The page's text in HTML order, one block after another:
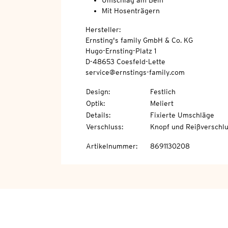
Mit Hosenträgern
Hersteller:
Ernsting's family GmbH & Co. KG
Hugo-Ernsting-Platz 1
D-48653 Coesfeld-Lette
service@ernstings-family.com
Design:
Festlich
Optik:
Meliert
Details:
Fixierte Umschläge
Verschluss: Knopf und
Artikelnummer: 8691130208